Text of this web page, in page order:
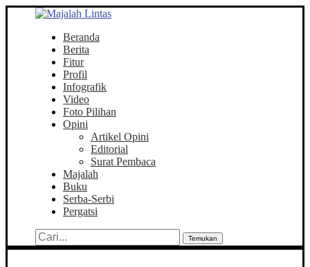
Beranda
Berita
Fitur
Profil
Infografik
Video
Foto Pilihan
Opini
Artikel Opini
Editorial
Surat Pembaca
Majalah
Buku
Serba-Serbi
Pergatsi
Temukan